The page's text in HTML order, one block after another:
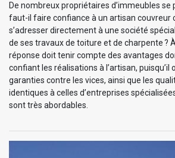
De nombreux propriétaires d’immeubles se
faut-il faire confiance à un artisan couvreur
s’adresser directement à une société
de ses travaux de toiture et de charpente ?
réponse doit tenir compte des avantages
confiant les réalisations à l’artisan,
garanties contre les vices, ainsi que les
identiques à celles d’entreprises
sont très abordables.